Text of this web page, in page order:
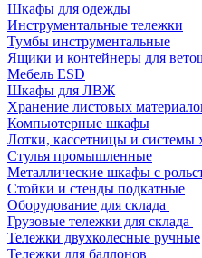
Шкафы для одежды
Инструментальные тележки
Тумбы инструментальные
Ящики и контейнеры для
Мебель ESD
Шкафы для ЛВЖ
Хранение листовых
Компьютерные шкафы
Лотки, кассетницы и системы
Стулья промышленные
Металлические шкафы с
Стойки и стенды подкатные
Оборудование для склада
Грузовые тележки для склада
Тележки двухколесные ручные
Тележки для баллонов